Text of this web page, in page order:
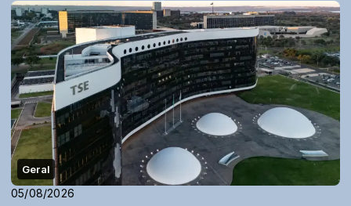
Geral
05/08/2026